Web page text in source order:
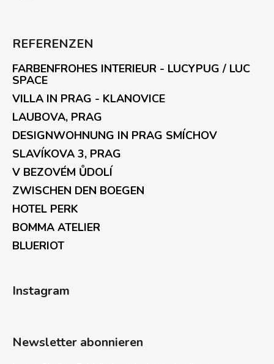
REFERENZEN
FARBENFROHES INTERIEUR - LUCYPUG / LUC
SPACE
VILLA IN PRAG - KLANOVICE
LAUBOVA, PRAG
DESIGNWOHNUNG IN PRAG SMÍCHOV
SLAVÍKOVA 3, PRAG
V BEZOVÉM ŮDOLÍ
ZWISCHEN DEN BOEGEN
HOTEL PERK
BOMMA ATELIER
BLUERIOT
Instagram
Newsletter abonnieren